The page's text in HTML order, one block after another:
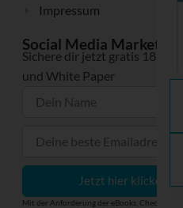
Impressum
Social Media Marketing
Sichere dir jetzt gratis 18
und White Paper
Jetzt hier klicken
Mit der Anforderung der eBooks,